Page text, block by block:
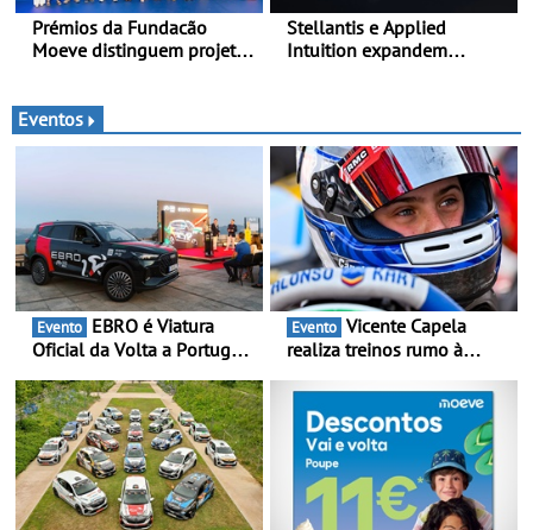
Prémios da Fundacão
Moeve distinguem projeto
transição ecológica justa
Stellantis e Applied
Intuition expandem
melhorar a experiência dos
clientes
Eventos
Evento
Oficial da Volta a Portugal
presença nacional ao lado
da mítica prova de ciclismo
e leva a sua gama SUV
multi-energia às estradas
de Portugal
Evento
realiza treinos rumo à
Portugal Karting e mira boa
estreia - O Campeonato
Portugal Karting 2026
decorre entre 1 de Março e
6 de Setembro